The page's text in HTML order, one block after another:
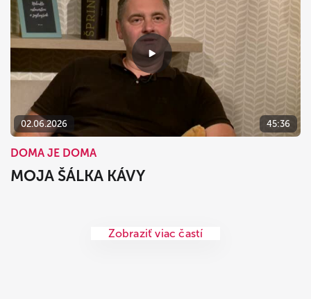
02.06.2026 45:36
DOMA JE DOMA
MOJA ŠÁLKA KÁVY
Zobraziť viac častí